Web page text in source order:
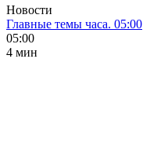
Новости
Главные темы часа. 05:00
05:00
4 мин